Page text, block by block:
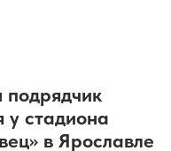
у стадиона
в Ярославле